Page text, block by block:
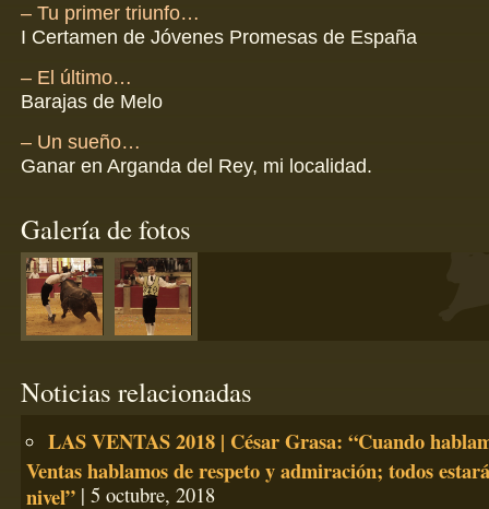
– Tu primer triunfo…
I Certamen de Jóvenes Promesas de España
– El último…
Barajas de Melo
– Un sueño…
Ganar en Arganda del Rey, mi localidad.
Galería de fotos
Noticias relacionadas
LAS VENTAS 2018 | César Grasa: “Cuando
Ventas hablamos de respeto y admiración; todos
nivel”| 5 octubre, 2018